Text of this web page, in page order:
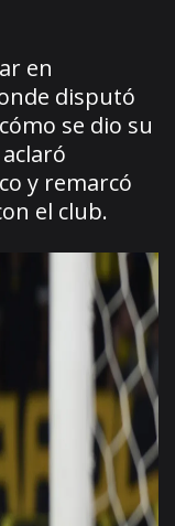
en
disputó
se dio su
y remarcó
el club.